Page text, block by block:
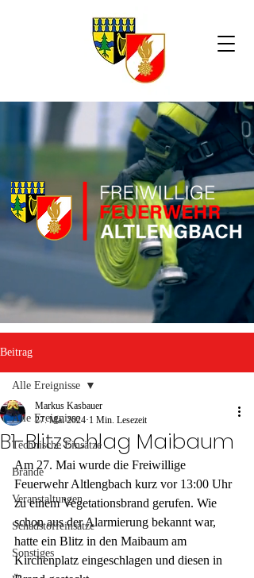
Beitrag
Alle Ereignisse
Technische Einsätze
Brände
Veranstaltungen
Schadstoffeinsätze
Sonstiges
Alle Ereignisse
B1-Blitzschlag Maibaum
Markus Kasbauer
27. Mai 2024 1 Min. Lesezeit
Am 27. Mai wurde die Freiwillige
Feuerwehr Altlengbach kurz vor 13:00 Uhr
zu einem Vegetationsbrand gerufen. Wie
schon aus der Alarmierung bekannt war,
hatte ein Blitz in den Maibaum am
Kirchenplatz eingeschlagen und diesen in